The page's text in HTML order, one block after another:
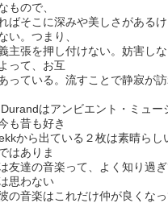
もので、
ばそこに深みや美しさがある
い。つまり、
主張を押し付けない。妨害し
って、お互
っている。流すことで静寂が
はアンビエント・ミュー
も昔も好き
から出ている２枚は素晴らし
はありま
友達の音楽って、よく知り過
思わない
の音楽はこれだけ仲が良くな